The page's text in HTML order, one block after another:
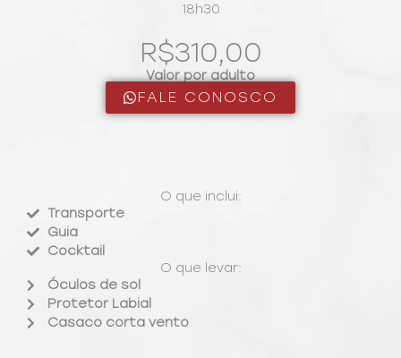
18h30
R$310,00
Valor por adulto
FALE CONOSCO
O que inclui:
Transporte
Guia
Cocktail
O que levar:
Óculos de sol
Protetor Labial
Casaco corta vento